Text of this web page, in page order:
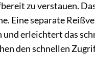
zu verstauen.
Eine separate
und erleichtert das
den schnellen